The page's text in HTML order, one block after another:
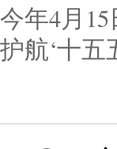
今年4月
护航‘十
湘潭市